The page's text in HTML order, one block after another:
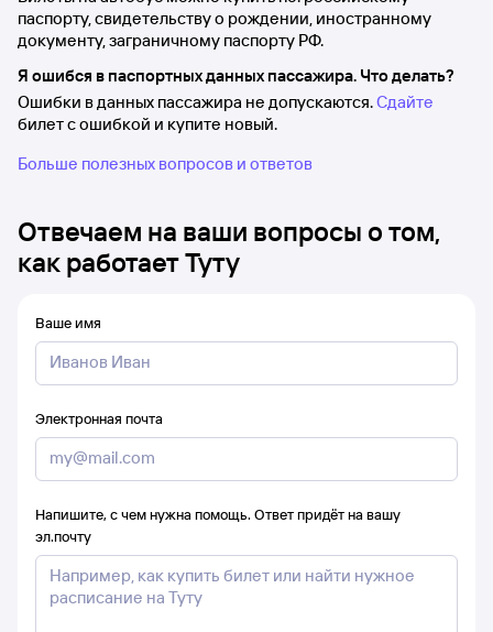
паспорту, свидетельству о рождении, иностранному
документу, заграничному паспорту РФ.
Я ошибся в паспортных данных пассажира. Что делать?
Ошибки в данных пассажира не допускаются.Сдайте
билет с ошибкой и купите новый.
Больше полезных вопросов и ответов
Отвечаем на ваши вопросы о том,
как работает Туту
Ваше имя
Электронная почта
Напишите, с чем нужна помощь. Ответ придёт на вашу
эл.почту